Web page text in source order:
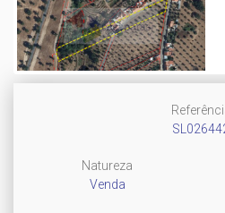
Natureza
Venda